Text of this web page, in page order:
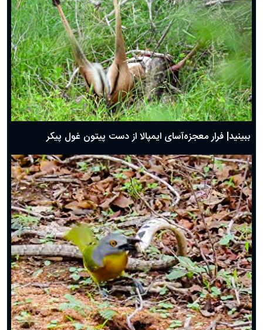
ببینید| فرار معجزه‌آسای ایمپالا از دست پیتون غول پیکر